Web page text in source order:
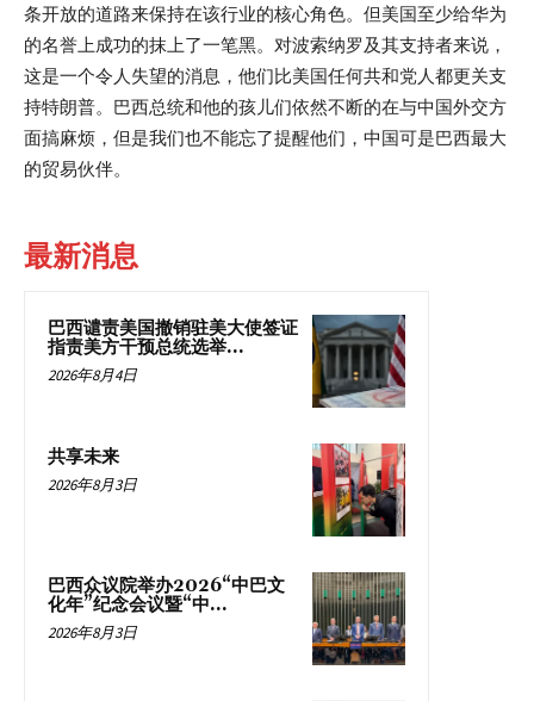
条开放的道路来保持在该行业的核心角色。但美国至少给华为
的名誉上成功的抹上了一笔黑。对波索纳罗及其支持者来说，
这是一个令人失望的消息，他们比美国任何共和党人都更关支
持特朗普。巴西总统和他的孩儿们依然不断的在与中国外交方
面搞麻烦，但是我们也不能忘了提醒他们，中国可是巴西最大
的贸易伙伴。
最新消息
巴西谴责美国撤销驻美大使签证
指责美方干预总统选举...
2026年8月4日
共享未来
2026年8月3日
巴西众议院举办2026“中巴文
化年”纪念会议暨“中...
2026年8月3日